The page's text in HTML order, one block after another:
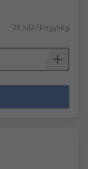
28 523 Ft/egység